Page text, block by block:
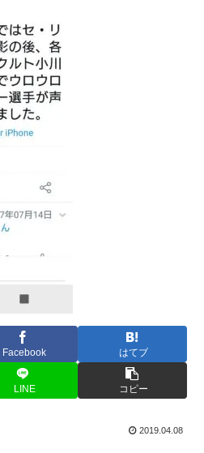
Facebook はてブ
LINE コピー
2019.04.08